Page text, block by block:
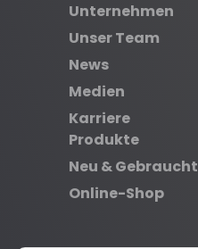
Unternehmen
Unser Team
News
Medien
Karriere
Produkte
Neu & Gebraucht
Online-Shop